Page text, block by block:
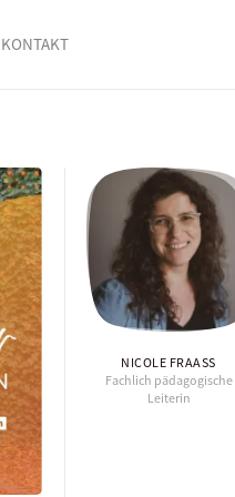
KONTAKT
NICOLE FRAASS
Fachlich pädagogische
Leiterin